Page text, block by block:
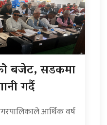
बजेट, सडकमा
गर्दै
आर्थिक वर्ष